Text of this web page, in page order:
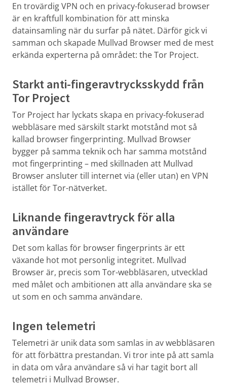
En trovärdig VPN och en privacy-fokuserad browser
är en kraftfull kombination för att minska
datainsamling när du surfar på nätet. Därför gick vi
samman och skapade Mullvad Browser med de mest
erkända experterna på området: the Tor Project.
Starkt anti-fingeravtrycksskydd från
Tor Project
Tor Project har lyckats skapa en privacy-fokuserad
webbläsare med särskilt starkt motstånd mot så
kallad browser fingerprinting. Mullvad Browser
bygger på samma teknik och har samma motstånd
mot fingerprinting – med skillnaden att Mullvad
Browser ansluter till internet via (eller utan) en VPN
istället för Tor-nätverket.
Liknande fingeravtryck för alla
användare
Det som kallas för browser fingerprints är ett
växande hot mot personlig integritet. Mullvad
Browser är, precis som Tor-webbläsaren, utvecklad
med målet och ambitionen att alla användare ska se
ut som en och samma användare.
Ingen telemetri
Telemetri är unik data som samlas in av webbläsaren
för att förbättra prestandan. Vi tror inte på att samla
in data om våra användare så vi har tagit bort all
telemetri i Mullvad Browser.